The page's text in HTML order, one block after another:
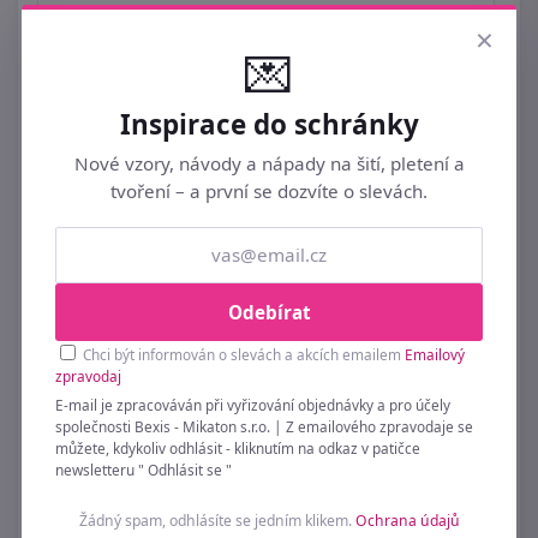
329 Kč
×
💌
Inspirace do schránky
Nové vzory, návody a nápady na šití, pletení a
tvoření – a první se dozvíte o slevách.
Odebírat
Chci být informován o slevách a akcích emailem Emailový
zpravodaj
E-mail je zpracováván při vyřizování objednávky a pro účely
společnosti Bexis - Mikaton s.r.o. | Z emailového zpravodaje se
můžete, kdykoliv odhlásit - kliknutím na odkaz v patičce
newsletteru " Odhlásit se "
Žádný spam, odhlásíte se jedním klikem.Ochrana údajů